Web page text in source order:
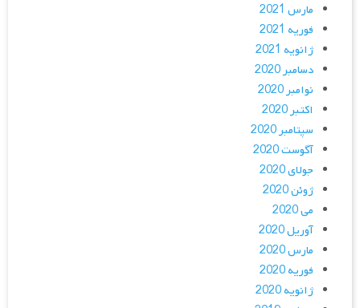
مارس 2021
فوریه 2021
ژانویه 2021
دسامبر 2020
نوامبر 2020
اکتبر 2020
سپتامبر 2020
آگوست 2020
جولای 2020
ژوئن 2020
می 2020
آوریل 2020
مارس 2020
فوریه 2020
ژانویه 2020